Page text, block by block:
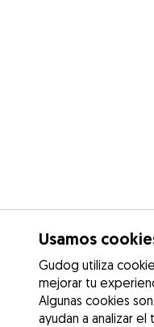
Usamos
Gudog utiliza
mejorar tu
Algunas cookies
ayudan a analizar